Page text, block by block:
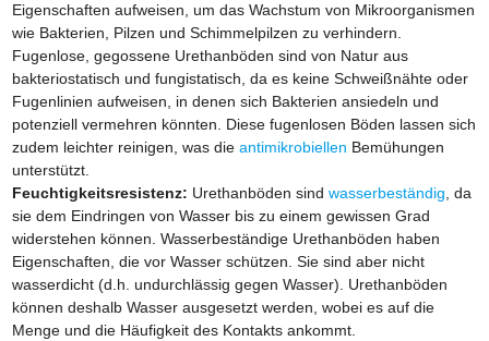
Eigenschaften aufweisen, um das Wachstum von Mikroorganismen
wie Bakterien, Pilzen und Schimmelpilzen zu verhindern.
Fugenlose, gegossene Urethanböden sind von Natur aus
bakteriostatisch und fungistatisch, da es keine Schweißnähte oder
Fugenlinien aufweisen, in denen sich Bakterien ansiedeln und
potenziell vermehren könnten. Diese fugenlosen Böden lassen sich
zudem leichter reinigen, was dieantimikrobiellen Bemühungen
unterstützt.
Feuchtigkeitsresistenz: Urethanböden sindwasserbeständig, da
sie dem Eindringen von Wasser bis zu einem gewissen Grad
widerstehen können. Wasserbeständige Urethanböden haben
Eigenschaften, die vor Wasser schützen. Sie sind aber nicht
wasserdicht (d.h. undurchlässig gegen Wasser). Urethanböden
können deshalb Wasser ausgesetzt werden, wobei es auf die
Menge und die Häufigkeit des Kontakts ankommt.